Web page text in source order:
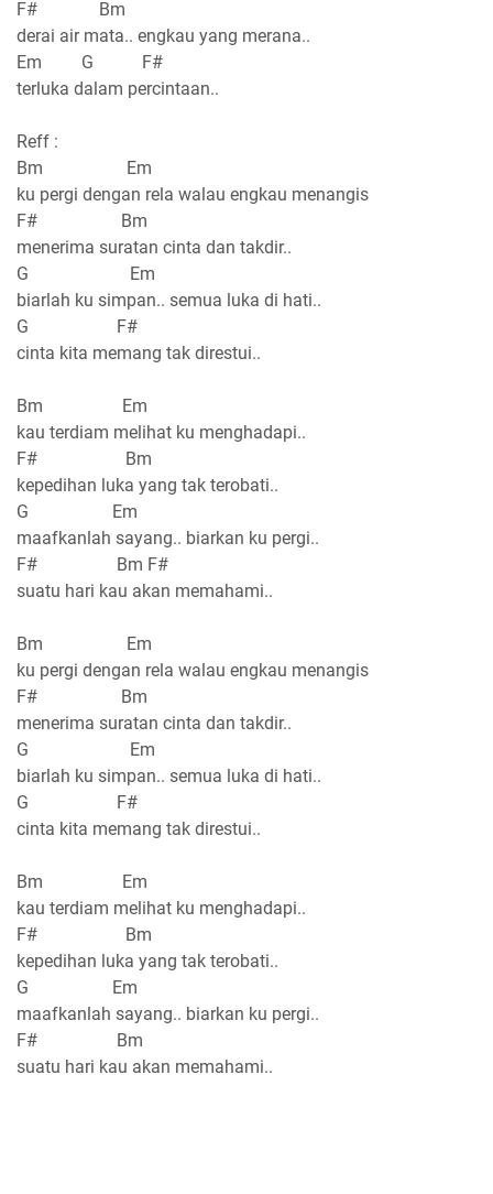
F# Bm
derai air mata.. engkau yang merana..
Em G F#
terluka dalam percintaan..
Reff :
Bm Em
ku pergi dengan rela walau engkau menangis
F# Bm
menerima suratan cinta dan takdir..
G Em
biarlah ku simpan.. semua luka di hati..
G F#
cinta kita memang tak direstui..
Bm Em
kau terdiam melihat ku menghadapi..
F# Bm
kepedihan luka yang tak terobati..
G Em
maafkanlah sayang.. biarkan ku pergi..
F# Bm F#
suatu hari kau akan memahami..
Bm Em
ku pergi dengan rela walau engkau menangis
F# Bm
menerima suratan cinta dan takdir..
G Em
biarlah ku simpan.. semua luka di hati..
G F#
cinta kita memang tak direstui..
Bm Em
kau terdiam melihat ku menghadapi..
F# Bm
kepedihan luka yang tak terobati..
G Em
maafkanlah sayang.. biarkan ku pergi..
F# Bm
suatu hari kau akan memahami..